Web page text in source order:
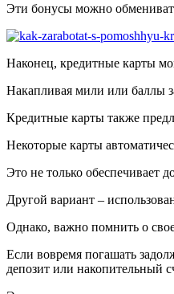
Эти бонусы можно
Наконец, кредитные карты
Накапливая мили или баллы
Кредитные карты также
Некоторые карты
Это не только обеспечивает
Другой вариант –
Однако, важно помнить о
Если вовремя погашать
депозит или накопительный